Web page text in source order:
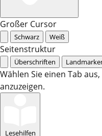
Großer Cursor
Schwarz Weiß
Seitenstruktur
Überschriften
Wählen Sie einen Tab
anzuzeigen.
Lesehilfen